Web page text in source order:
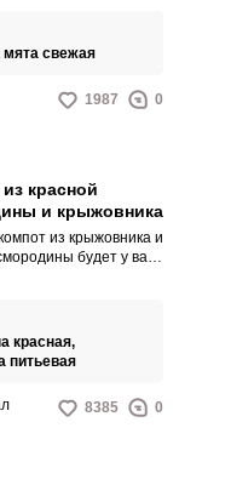
мята свежая
1987 0
красной
и крыжовника
из крыжовника и
будет у вас
хозяйки.
красная,
питьевая
8385 0